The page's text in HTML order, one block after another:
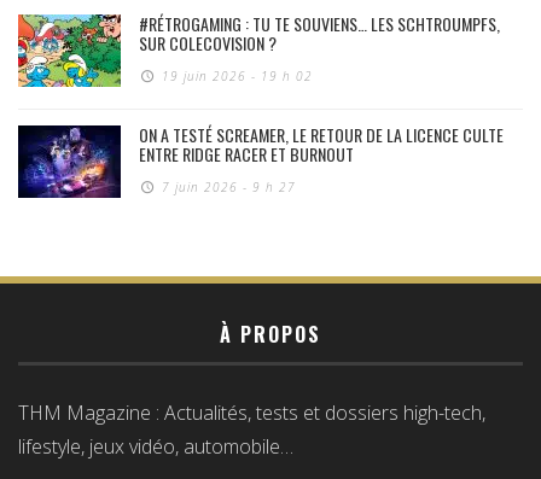
#RÉTROGAMING : TU TE SOUVIENS… LES SCHTROUMPFS,
SUR COLECOVISION ?
19 juin 2026 - 19 h 02
ON A TESTÉ SCREAMER, LE RETOUR DE LA LICENCE CULTE
ENTRE RIDGE RACER ET BURNOUT
7 juin 2026 - 9 h 27
À PROPOS
THM Magazine : Actualités, tests et dossiers high-tech,
lifestyle, jeux vidéo, automobile…